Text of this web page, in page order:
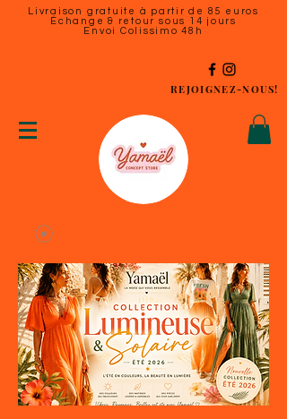
Livraison gratuite à partir de 85 euros
Échange & retour sous 14 jours
Envoi Colissimo 48h
REJOIGNEZ-NOUS!